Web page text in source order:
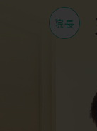
院長